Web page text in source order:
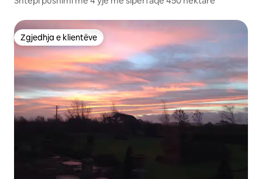
Zgjedhja e klientëve
Zgjedhja e klientëve